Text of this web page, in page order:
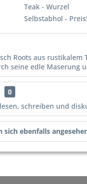
Teak - Wurzel
Selbstabhol - Preis!
Roots aus rustikalem
seine edle Maserung
0
schreiben und
sich ebenfalls